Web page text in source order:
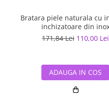
Bratara piele naturala cu
inchizatoare din
171,84 Lei 110,00 Lei
ADAUGA IN COS